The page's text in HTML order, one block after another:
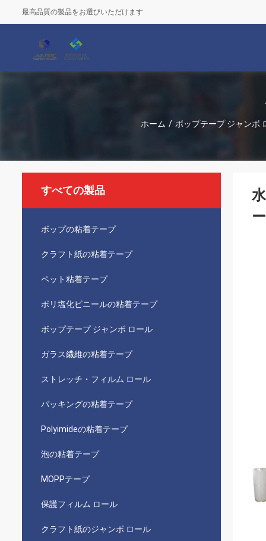
最高品質の製品をお選びいただけます
ホーム / ボップテープ ジャンボ
すべての製品
ボップの粘着テープ
クラフト紙の粘着テープ
ペット粘着テープ
ポリ塩化ビニールの粘着テープ
ボップテープ ジャンボ ロール
ガラス繊維の粘着テープ
ストレッチ・フィルム ロール
パッキングの粘着テープ
Polyimideの粘着テープ
泡の粘着テープ
MOPPテープ
保護フィルム ロール
クラフト紙のジャンボ ロール